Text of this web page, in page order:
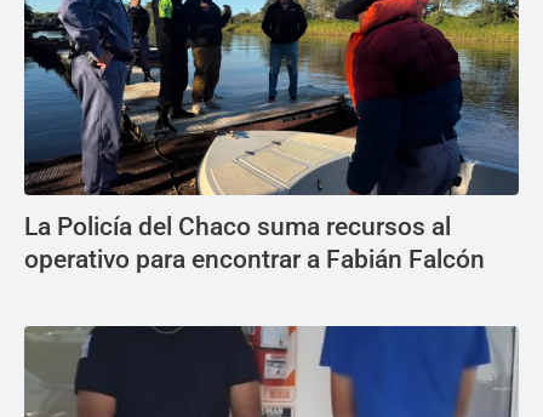
La Policía del Chaco suma recursos al
operativo para encontrar a Fabián Falcón